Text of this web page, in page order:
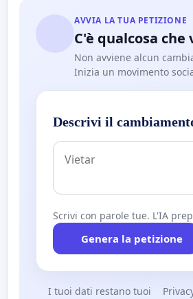
AVVIA LA TUA PETIZIONE
C'è qualcosa
Non avviene alcun
Inizia un movimento
Descrivi il
Scrivi con parole tue. L'IA
Genera la petizione
I tuoi dati restano tuoi